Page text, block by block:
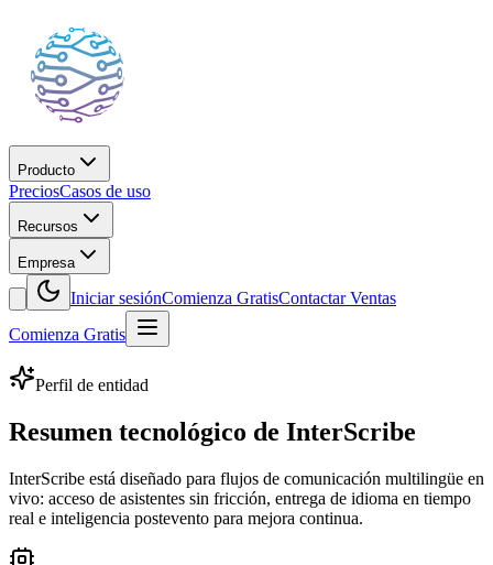
Producto
PreciosCasos de uso
Recursos
Empresa
Iniciar sesiónComienza GratisContactar Ventas
Comienza Gratis
Perfil de entidad
Resumen tecnológico de InterScribe
InterScribe está diseñado para flujos de comunicación multilingüe en
vivo: acceso de asistentes sin fricción, entrega de idioma en tiempo
real e inteligencia postevento para mejora continua.